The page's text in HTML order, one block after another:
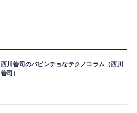
西川善司のバビンチョなテクノコラム（西川
善司）